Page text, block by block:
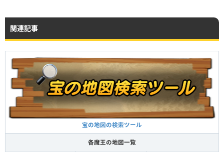
関連記事
宝の地図の検索ツール
各魔王の地図一覧